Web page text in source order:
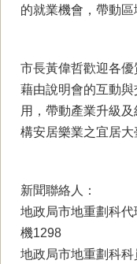
的就業機會，帶動區
市長黃偉哲歡迎各優
藉由說明會的互動
用，帶動產業升級
構安居樂業之宜居大
新聞聯絡人：
地政局市地重劃科
機1298
地政局市地重劃科